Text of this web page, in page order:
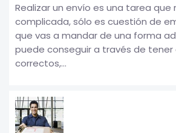
Realizar un envío es una tarea que
complicada, sólo es cuestión de
que vas a mandar de una forma
puede conseguir a través de tener
correctos,...